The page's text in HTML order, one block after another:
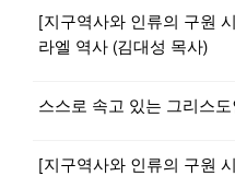
[지구역사와 인류의 구원
라엘 역사 (김대성 목사)
스스로 속고 있는 그리스
[지구역사와 인류의 구원